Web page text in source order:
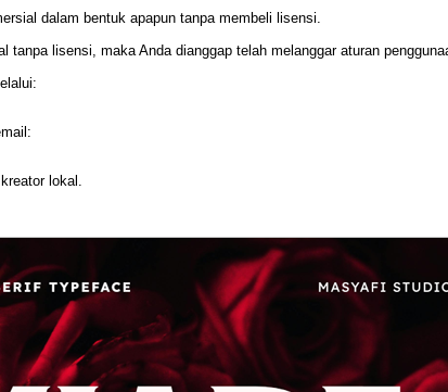
dalam bentuk apapun tanpa membeli lisensi.
lisensi, maka Anda dianggap telah melanggar aturan
lokal.